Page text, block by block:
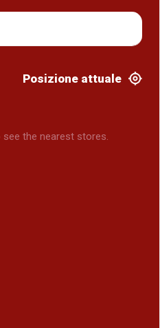
Posizione attuale
the nearest stores.